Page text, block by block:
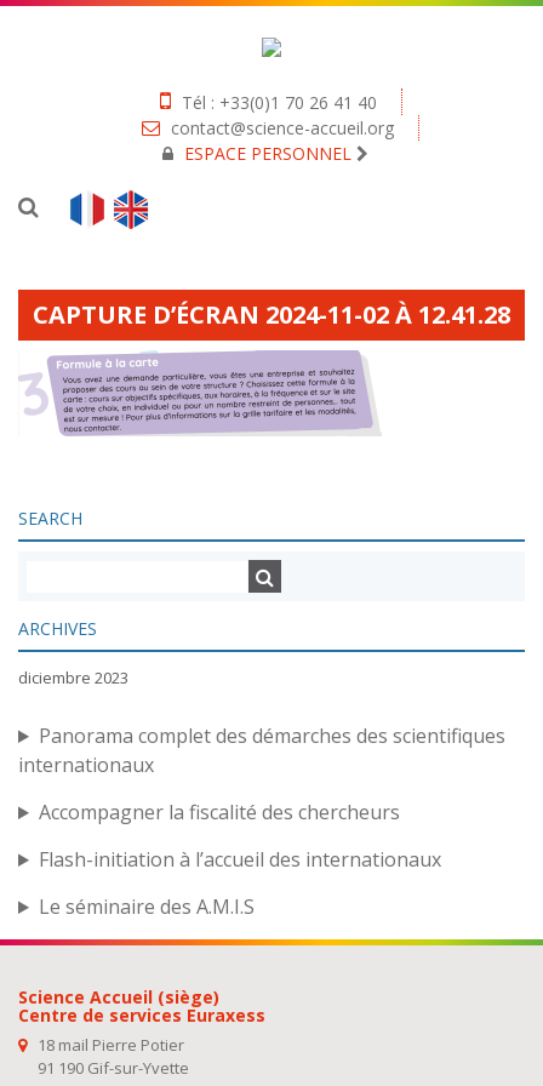
Tél : +33(0)1 70 26 41 40
contact@science-accueil.org
ESPACE PERSONNEL
CAPTURE D’ÉCRAN 2024-11-02 À 12.41.28
SEARCH
ARCHIVES
diciembre 2023
Panorama complet des démarches des scientifiques
internationaux
Accompagner la fiscalité des chercheurs
Flash-initiation à l’accueil des internationaux
Le séminaire des A.M.I.S
Science Accueil (siège)
Centre de services Euraxess
18 mail Pierre Potier
91 190 Gif-sur-Yvette